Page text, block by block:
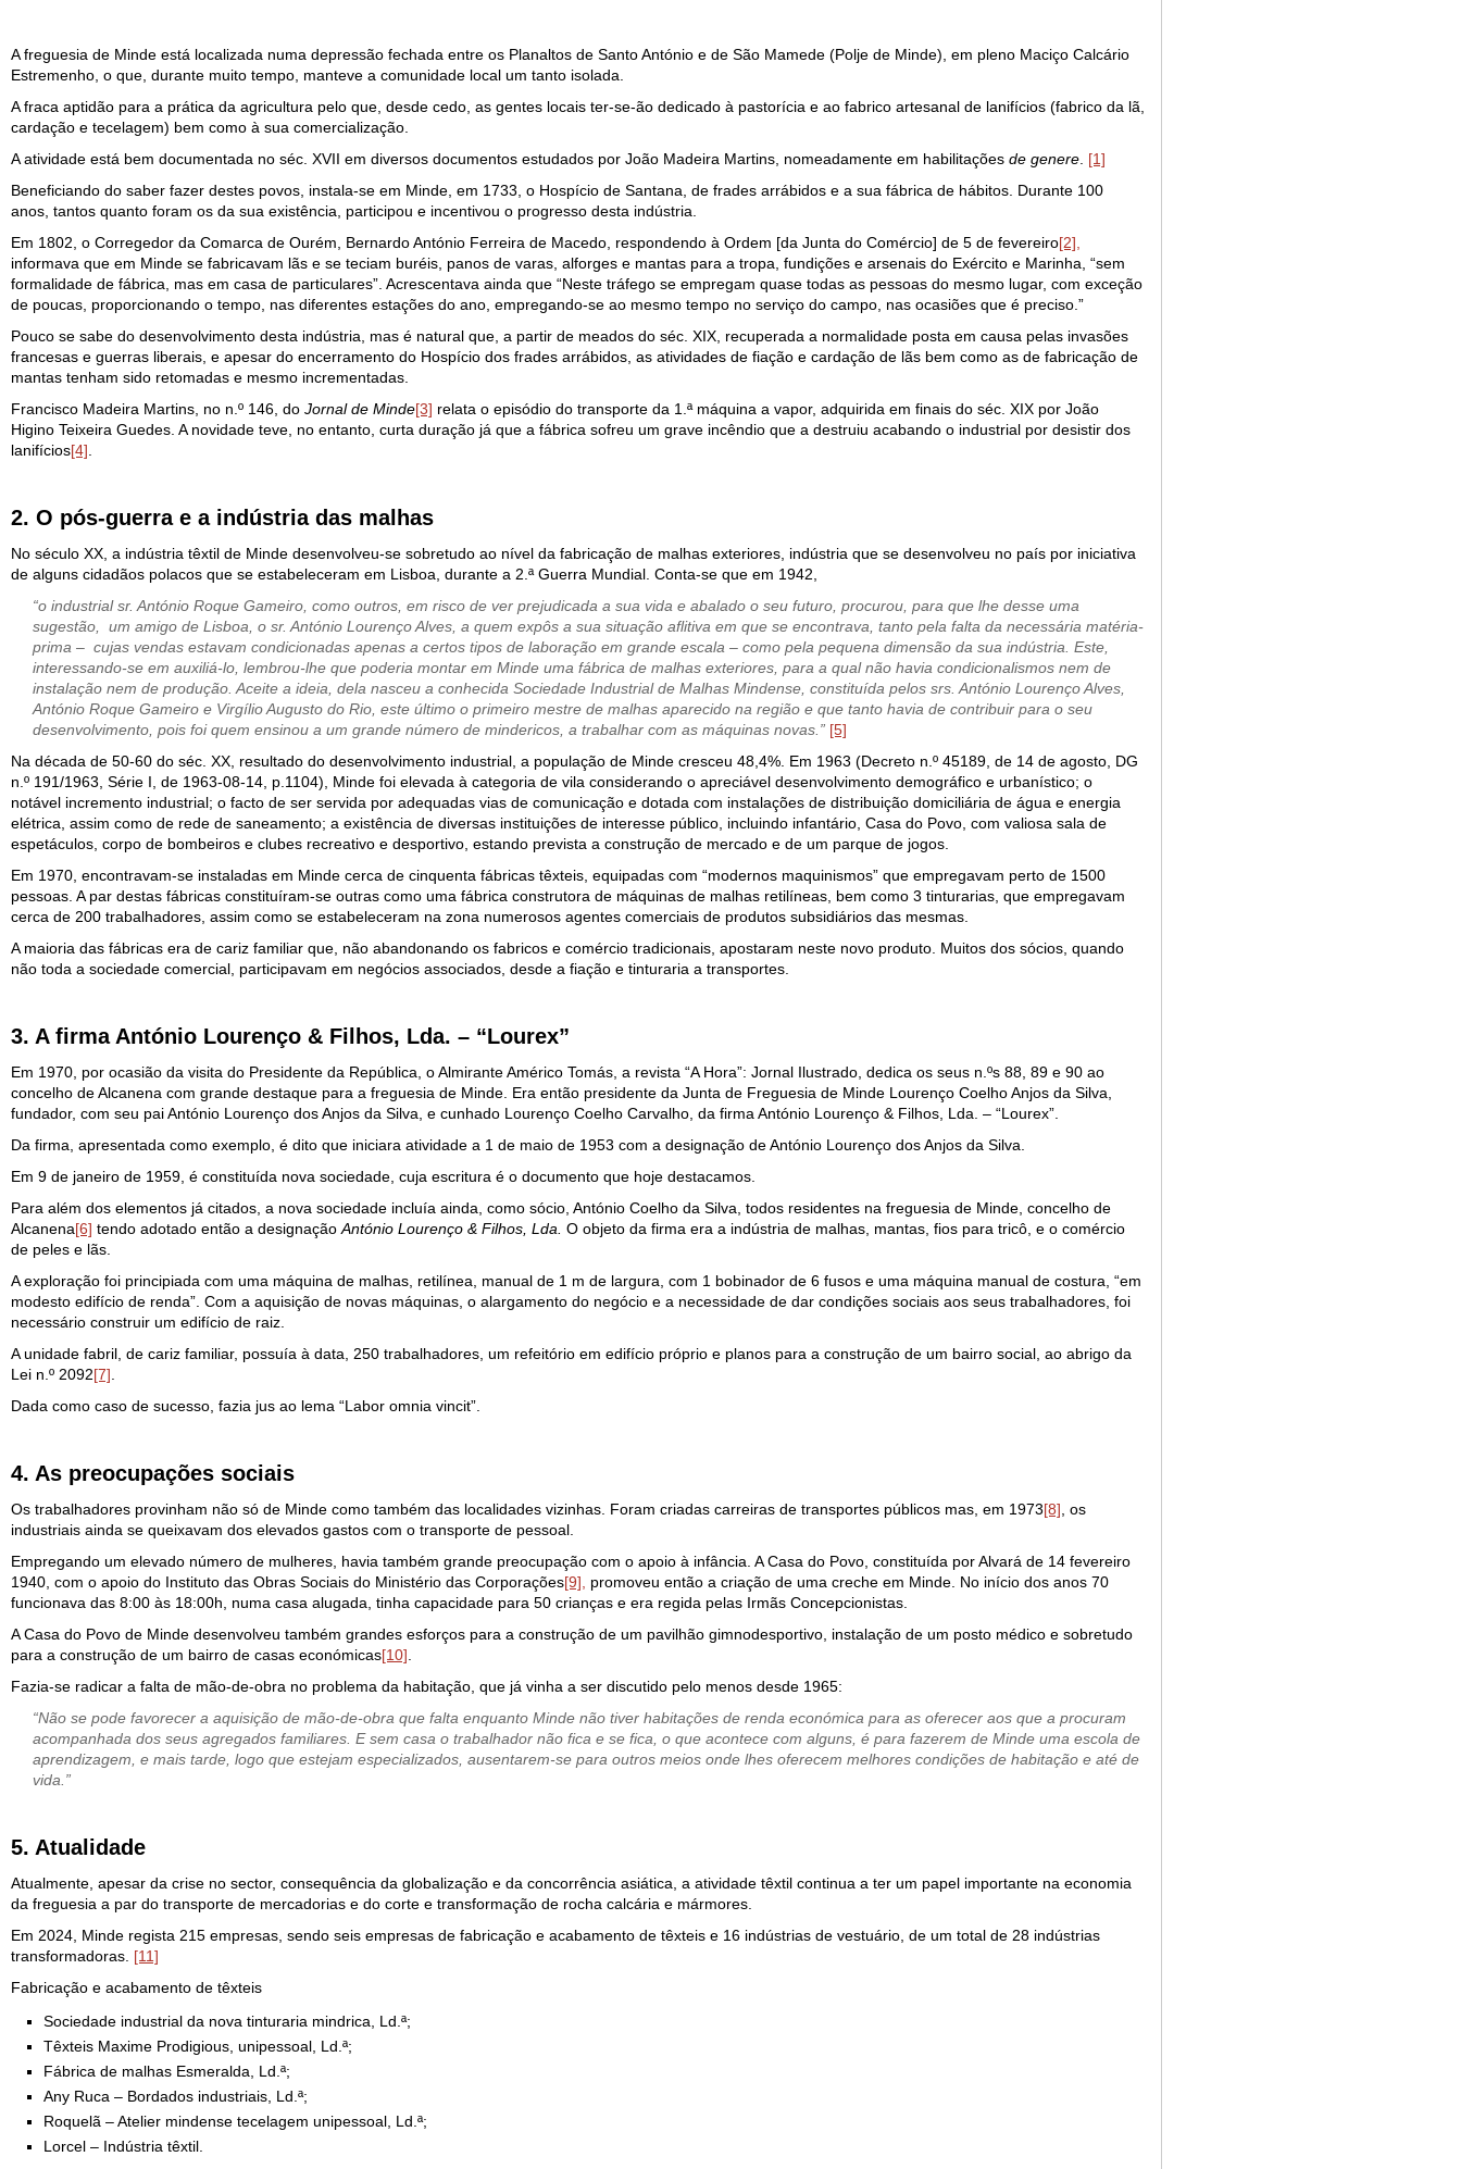
A freguesia de Minde está localizada numa depressão fechada entre os Planaltos de Santo António e de São Mamede (Polje de Minde), em pleno Maciço Calcário
Estremenho, o que, durante muito tempo, manteve a comunidade local um tanto isolada.
A fraca aptidão para a prática da agricultura pelo que, desde cedo, as gentes locais ter-se-ão dedicado à pastorícia e ao fabrico artesanal de lanifícios (fabrico da lã,
cardação e tecelagem) bem como à sua comercialização.
A atividade está bem documentada no séc. XVII em diversos documentos estudados por João Madeira Martins, nomeadamente em habilitações de genere [1]
Beneficiando do saber fazer destes povos, instala-se em Minde, em 1733, o Hospício de Santana, de frades arrábidos e a sua fábrica de hábitos. Durante 100
anos, tantos quanto foram os da sua existência, participou e incentivou o progresso desta indústria.
Em 1802, o Corregedor da Comarca de Ourém, Bernardo António Ferreira de Macedo, respondendo à Ordem [da Junta do Comércio] de 5 de fevereiro[2],
informava que em Minde se fabricavam lãs e se teciam buréis, panos de varas, alforges e mantas para a tropa, fundições e arsenais do Exército e Marinha, “sem
formalidade de fábrica, mas em casa de particulares”. Acrescentava ainda que “Neste tráfego se empregam quase todas as pessoas do mesmo lugar, com exceção
de poucas, proporcionando o tempo, nas diferentes estações do ano, empregando-se ao mesmo tempo no serviço do campo, nas ocasiões que é preciso.”
Pouco se sabe do desenvolvimento desta indústria, mas é natural que, a partir de meados do séc. XIX, recuperada a normalidade posta em causa pelas invasões
francesas e guerras liberais, e apesar do encerramento do Hospício dos frades arrábidos, as atividades de fiação e cardação de lãs bem como as de fabricação de
mantas tenham sido retomadas e mesmo incrementadas.
Francisco Madeira Martins, no n.º 146, do Jornal de Minde[3] relata o episódio do transporte da 1.ª máquina a vapor, adquirida em finais do séc. XIX por João
Higino Teixeira Guedes. A novidade teve, no entanto, curta duração já que a fábrica sofreu um grave incêndio que a destruiu acabando o industrial por desistir dos
lanifícios[4]
2. O pós-guerra e a indústria das malhas
No século XX, a indústria têxtil de Minde desenvolveu-se sobretudo ao nível da fabricação de malhas exteriores, indústria que se desenvolveu no país por iniciativa
de alguns cidadãos polacos que se estabeleceram em Lisboa, durante a 2.ª Guerra Mundial. Conta-se que em 1942,
“o industrial sr. António Roque Gameiro, como outros, em risco de ver prejudicada a sua vida e abalado o seu futuro, procurou, para que lhe desse uma
sugestão, um amigo de Lisboa, o sr. António Lourenço Alves, a quem expôs a sua situação aflitiva em que se encontrava, tanto pela falta da necessária matéria-
prima – cujas vendas estavam condicionadas apenas a certos tipos de laboração em grande escala – como pela pequena dimensão da sua indústria. Este,
interessando-se em auxiliá-lo, lembrou-lhe que poderia montar em Minde uma fábrica de malhas exteriores, para a qual não havia condicionalismos nem de
instalação nem de produção. Aceite a ideia, dela nasceu a conhecida Sociedade Industrial de Malhas Mindense, constituída pelos srs. António Lourenço Alves,
António Roque Gameiro e Virgílio Augusto do Rio, este último o primeiro mestre de malhas aparecido na região e que tanto havia de contribuir para o seu
desenvolvimento, pois foi quem ensinou a um grande número de mindericos, a trabalhar com as máquinas novas.” [5]
Na década de 50-60 do séc. XX, resultado do desenvolvimento industrial, a população de Minde cresceu 48,4%. Em 1963 (Decreto n.º 45189, de 14 de agosto, DG
n.º 191/1963, Série I, de 1963-08-14, p.1104), Minde foi elevada à categoria de vila considerando o apreciável desenvolvimento demográfico e urbanístico; o
notável incremento industrial; o facto de ser servida por adequadas vias de comunicação e dotada com instalações de distribuição domiciliária de água e energia
elétrica, assim como de rede de saneamento; a existência de diversas instituições de interesse público, incluindo infantário, Casa do Povo, com valiosa sala de
espetáculos, corpo de bombeiros e clubes recreativo e desportivo, estando prevista a construção de mercado e de um parque de jogos.
Em 1970, encontravam-se instaladas em Minde cerca de cinquenta fábricas têxteis, equipadas com “modernos maquinismos” que empregavam perto de 1500
pessoas. A par destas fábricas constituíram-se outras como uma fábrica construtora de máquinas de malhas retilíneas, bem como 3 tinturarias, que empregavam
cerca de 200 trabalhadores, assim como se estabeleceram na zona numerosos agentes comerciais de produtos subsidiários das mesmas.
A maioria das fábricas era de cariz familiar que, não abandonando os fabricos e comércio tradicionais, apostaram neste novo produto. Muitos dos sócios, quando
não toda a sociedade comercial, participavam em negócios associados, desde a fiação e tinturaria a transportes.
3. A firma António Lourenço & Filhos, Lda. – “Lourex”
Em 1970, por ocasião da visita do Presidente da República, o Almirante Américo Tomás, a revista “A Hora”: Jornal Ilustrado, dedica os seus n.ºs 88, 89 e 90 ao
concelho de Alcanena com grande destaque para a freguesia de Minde. Era então presidente da Junta de Freguesia de Minde Lourenço Coelho Anjos da Silva,
fundador, com seu pai António Lourenço dos Anjos da Silva, e cunhado Lourenço Coelho Carvalho, da firma António Lourenço & Filhos, Lda. – “Lourex”.
Da firma, apresentada como exemplo, é dito que iniciara atividade a 1 de maio de 1953 com a designação de António Lourenço dos Anjos da Silva.
Em 9 de janeiro de 1959, é constituída nova sociedade, cuja escritura é o documento que hoje destacamos.
Para além dos elementos já citados, a nova sociedade incluía ainda, como sócio, António Coelho da Silva, todos residentes na freguesia de Minde, concelho de
Alcanena[6] tendo adotado então a designação António Lourenço & Filhos, Lda. O objeto da firma era a indústria de malhas, mantas, fios para tricô, e o comércio
de peles e lãs.
A exploração foi principiada com uma máquina de malhas, retilínea, manual de 1 m de largura, com 1 bobinador de 6 fusos e uma máquina manual de costura, “em
modesto edifício de renda”. Com a aquisição de novas máquinas, o alargamento do negócio e a necessidade de dar condições sociais aos seus trabalhadores, foi
necessário construir um edifício de raiz.
A unidade fabril, de cariz familiar, possuía à data, 250 trabalhadores, um refeitório em edifício próprio e planos para a construção de um bairro social, ao abrigo da
Lei n.º 2092[7]
Dada como caso de sucesso, fazia jus ao lema “Labor omnia vincit”.
4. As preocupações sociais
Os trabalhadores provinham não só de Minde como também das localidades vizinhas. Foram criadas carreiras de transportes públicos mas, em 1973[8] , os
industriais ainda se queixavam dos elevados gastos com o transporte de pessoal.
Empregando um elevado número de mulheres, havia também grande preocupação com o apoio à infância. A Casa do Povo, constituída por Alvará de 14 fevereiro
1940, com o apoio do Instituto das Obras Sociais do Ministério das Corporações[9],
promoveu então a criação de uma creche em Minde. No início dos anos 70
funcionava das 8:00 às 18:00h, numa casa alugada, tinha capacidade para 50 crianças e era regida pelas Irmãs Concepcionistas.
A Casa do Povo de Minde desenvolveu também grandes esforços para a construção de um pavilhão gimnodesportivo, instalação de um posto médico e sobretudo
para a construção de um bairro de casas económicas[10]
Fazia-se radicar a falta de mão-de-obra no problema da habitação, que já vinha a ser discutido pelo menos desde 1965:
“Não se pode favorecer a aquisição de mão-de-obra que falta enquanto Minde não tiver habitações de renda económica para as oferecer aos que a procuram
acompanhada dos seus agregados familiares. E sem casa o trabalhador não fica e se fica, o que acontece com alguns, é para fazerem de Minde uma escola de
aprendizagem, e mais tarde, logo que estejam especializados, ausentarem-se para outros meios onde lhes oferecem melhores condições de habitação e até de
vida.”
5. Atualidade
Atualmente, apesar da crise no sector, consequência da globalização e da concorrência asiática, a atividade têxtil continua a ter um papel importante na economia
da freguesia a par do transporte de mercadorias e do corte e transformação de rocha calcária e mármores.
Em 2024, Minde regista 215 empresas, sendo seis empresas de fabricação e acabamento de têxteis e 16 indústrias de vestuário, de um total de 28 indústrias
transformadoras. [11]
Fabricação e acabamento de têxteis
Sociedade industrial da nova tinturaria mindrica, Ld.ª;
Têxteis Maxime Prodigious, unipessoal, Ld.ª;
Fábrica de malhas Esmeralda, Ld.ª;
Any Ruca – Bordados industriais, Ld.ª;
Roquelã – Atelier mindense tecelagem unipessoal, Ld.ª;
Lorcel – Indústria têxtil.